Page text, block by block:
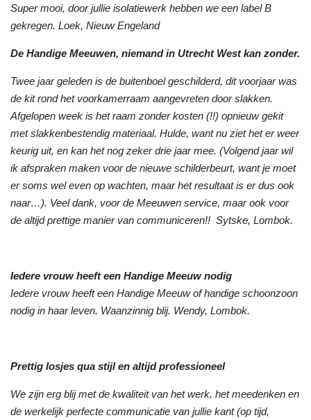
Super mooi, door jullie isolatiewerk hebben we een label B
gekregen. Loek, Nieuw Engeland
De Handige Meeuwen, niemand in Utrecht West kan zonder.
Twee jaar geleden is de buitenboel geschilderd, dit voorjaar was
de kit rond het voorkamerraam aangevreten door slakken.
Afgelopen week is het raam zonder kosten (!!) opnieuw gekit
met slakkenbestendig materiaal. Hulde, want nu ziet het er weer
keurig uit, en kan het nog zeker drie jaar mee. (Volgend jaar wil
ik afspraken maken voor de nieuwe schilderbeurt, want je moet
er soms wel even op wachten, maar het resultaat is er dus ook
naar…). Veel dank, voor de Meeuwen service, maar ook voor
de altijd prettige manier van communiceren!! Sytske, Lombok.
Iedere vrouw heeft een Handige Meeuw nodig
Iedere vrouw heeft een Handige Meeuw of handige schoonzoon
nodig in haar leven. Waanzinnig blij. Wendy, Lombok.
Prettig losjes qua stijl en altijd professioneel
We zijn erg blij met de kwaliteit van het werk, het meedenken en
de werkelijk perfecte communicatie van jullie kant (op tijd,